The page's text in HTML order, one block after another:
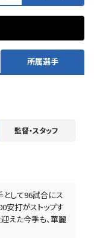
所属選手
監督・スタッフ
して96試合にス
安打がストップす
えた今季も、華麗